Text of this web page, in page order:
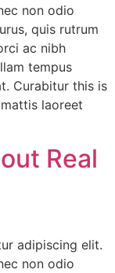
non odio
quis rutrum
ac nibh
tempus
Curabitur this is
laoreet
Real
adipiscing elit.
non odio